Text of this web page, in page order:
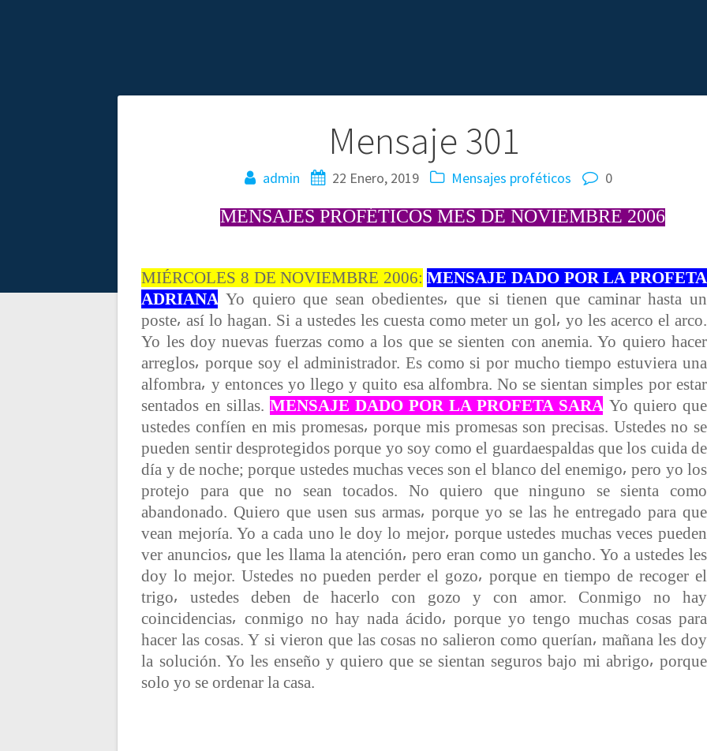
Mensaje 301
admin 22 Enero, 2019 Mensajes proféticos 0
MENSAJES PROFÉTICOS MES DE NOVIEMBRE 2006
MIÉRCOLES 8 DE NOVIEMBRE 2006: MENSAJE DADO POR LA PROFETA
ADRIANA Yo quiero que sean obedientes⸴ que si tienen que caminar hasta un
poste⸴ así lo hagan. Si a ustedes les cuesta como meter un gol⸴ yo les acerco el arco.
Yo les doy nuevas fuerzas como a los que se sienten con anemia. Yo quiero hacer
arreglos⸴ porque soy el administrador. Es como si por mucho tiempo estuviera una
alfombra⸴ y entonces yo llego y quito esa alfombra. No se sientan simples por estar
sentados en sillas. MENSAJE DADO POR LA PROFETA SARA Yo quiero que
ustedes confíen en mis promesas⸴ porque mis promesas son precisas. Ustedes no se
pueden sentir desprotegidos porque yo soy como el guardaespaldas que los cuida de
día y de noche; porque ustedes muchas veces son el blanco del enemigo⸴ pero yo los
protejo para que no sean tocados. No quiero que ninguno se sienta como
abandonado. Quiero que usen sus armas⸴ porque yo se las he entregado para que
vean mejoría. Yo a cada uno le doy lo mejor⸴ porque ustedes muchas veces pueden
ver anuncios⸴ que les llama la atención⸴ pero eran como un gancho. Yo a ustedes les
doy lo mejor. Ustedes no pueden perder el gozo⸴ porque en tiempo de recoger el
trigo⸴ ustedes deben de hacerlo con gozo y con amor. Conmigo no hay
coincidencias⸴ conmigo no hay nada ácido⸴ porque yo tengo muchas cosas para
hacer las cosas. Y si vieron que las cosas no salieron como querían⸴ mañana les doy
la solución. Yo les enseño y quiero que se sientan seguros bajo mi abrigo⸴ porque
solo yo se ordenar la casa.